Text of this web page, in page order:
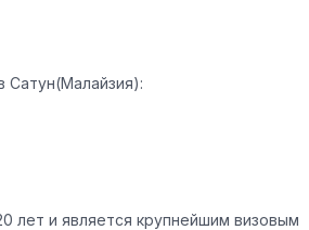
Сатун(Малайзия):
лет и является крупнейшим визовым